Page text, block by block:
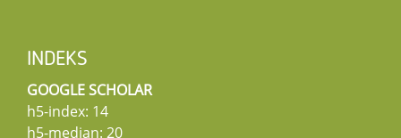
INDEKS
GOOGLE SCHOLAR
h5-index: 14
h5-median: 20